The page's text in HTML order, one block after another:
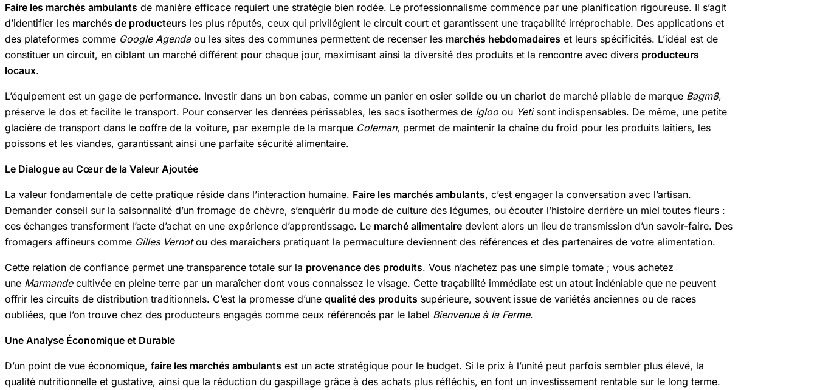
Faire les marchés ambulants de manière efficace requiert une stratégie bien rodée. Le professionnalisme commence par une planification rigoureuse. Il s’agit
d’identifier les marchés de producteurs les plus réputés, ceux qui privilégient le circuit court et garantissent une traçabilité irréprochable. Des applications et
des plateformes comme Google Agendaou les sites des communes permettent de recenser les marchés hebdomadaires et leurs spécificités. L’idéal est de
constituer un circuit, en ciblant un marché différent pour chaque jour, maximisant ainsi la diversité des produits et la rencontre avec divers producteurs
locaux.
L’équipement est un gage de performance. Investir dans un bon cabas, comme un panier en osier solide ou un chariot de marché pliable de marque Bagm8,
préserve le dos et facilite le transport. Pour conserver les denrées périssables, les sacs isothermes de Igloo ou Yetisont indispensables. De même, une petite
glacière de transport dans le coffre de la voiture, par exemple de la marque Coleman, permet de maintenir la chaîne du froid pour les produits laitiers, les
poissons et les viandes, garantissant ainsi une parfaite sécurité alimentaire.
Le Dialogue au Cœur de la Valeur Ajoutée
La valeur fondamentale de cette pratique réside dans l’interaction humaine. Faire les marchés ambulants, c’est engager la conversation avec l’artisan.
Demander conseil sur la saisonnalité d’un fromage de chèvre, s’enquérir du mode de culture des légumes, ou écouter l’histoire derrière un miel toutes fleurs :
ces échanges transforment l’acte d’achat en une expérience d’apprentissage. Le marché alimentaire devient alors un lieu de transmission d’un savoir-faire. Des
fromagers affineurs comme Gilles Vernotou des maraîchers pratiquant la permaculture deviennent des références et des partenaires de votre alimentation.
Cette relation de confiance permet une transparence totale sur la provenance des produits. Vous n’achetez pas une simple tomate ; vous achetez
une Marmandecultivée en pleine terre par un maraîcher dont vous connaissez le visage. Cette traçabilité immédiate est un atout indéniable que ne peuvent
offrir les circuits de distribution traditionnels. C’est la promesse d’une qualité des produits supérieure, souvent issue de variétés anciennes ou de races
oubliées, que l’on trouve chez des producteurs engagés comme ceux référencés par le label Bienvenue à la Ferme.
Une Analyse Économique et Durable
D’un point de vue économique, faire les marchés ambulants est un acte stratégique pour le budget. Si le prix à l’unité peut parfois sembler plus élevé, la
qualité nutritionnelle et gustative, ainsi que la réduction du gaspillage grâce à des achats plus réfléchis, en font un investissement rentable sur le long terme.